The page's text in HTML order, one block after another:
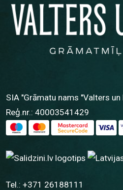
SIA "Grāmatu nams "Valters un
Reģ.nr.: 40003541429
Tel.: +371 26188111